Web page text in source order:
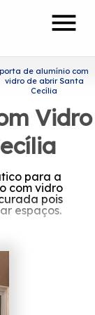
menu
porta de alumínio com
vidro de abrir Santa
Cecília
Vidro
para a
com vidro
pois
espaços.
de
do